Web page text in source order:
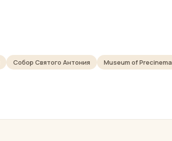
Собор Святого Антония Museum of Precinema